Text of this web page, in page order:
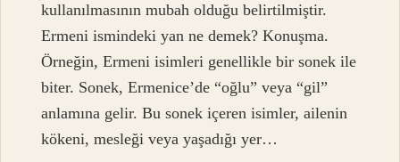
kullanılmasının mubah olduğu belirtilmiştir.
Ermeni ismindeki yan ne demek? Konuşma.
Örneğin, Ermeni isimleri genellikle bir sonek ile
biter. Sonek, Ermenice’de “oğlu” veya “gil”
anlamına gelir. Bu sonek içeren isimler, ailenin
kökeni, mesleği veya yaşadığı yer…